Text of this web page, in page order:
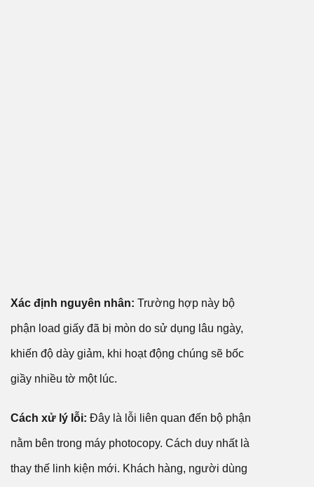
Xác định nguyên nhân: Trường hợp này bộ
phận load giấy đã bị mòn do sử dụng lâu ngày,
khiến độ dày giảm, khi hoạt động chúng sẽ bốc
giầy nhiều tờ một lúc.
Cách xử lý lỗi: Đây là lỗi liên quan đến bộ phận
nằm bên trong máy photocopy. Cách duy nhất là
thay thế linh kiện mới. Khách hàng, người dùng